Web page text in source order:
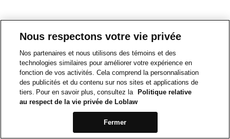
Nous respectons votre vie privée
Nos partenaires et nous utilisons des témoins et des
technologies similaires pour améliorer votre expérience en
fonction de vos activités. Cela comprend la personnalisation
des publicités et du contenu sur nos sites et applications de
tiers. Pour en savoir plus, consultez la
Politique relative
au respect de la vie privée de Loblaw
Fermer